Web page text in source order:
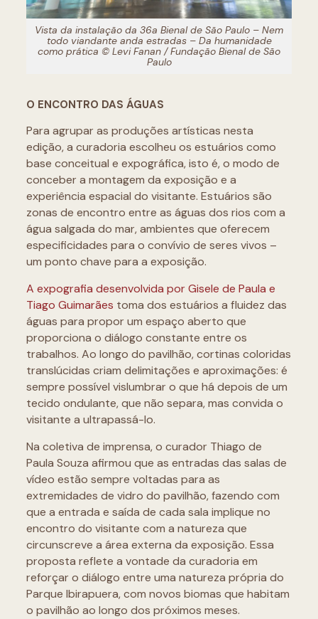
Vista da instalação da 36a Bienal de São Paulo – Nem
todo viandante anda estradas – Da humanidade
como prática © Levi Fanan / Fundação Bienal de São
Paulo
O ENCONTRO DAS ÁGUAS
Para agrupar as produções artísticas nesta
edição, a curadoria escolheu os estuários como
base conceitual e expográfica, isto é, o modo de
conceber a montagem da exposição e a
experiência espacial do visitante. Estuários são
zonas de encontro entre as águas dos rios com a
água salgada do mar, ambientes que oferecem
especificidades para o convívio de seres vivos –
um ponto chave para a exposição.
A expografia desenvolvida por Gisele de Paula e
Tiago Guimarães toma dos estuários a fluidez das
águas para propor um espaço aberto que
proporciona o diálogo constante entre os
trabalhos. Ao longo do pavilhão, cortinas coloridas
translúcidas criam delimitações e aproximações: é
sempre possível vislumbrar o que há depois de um
tecido ondulante, que não separa, mas convida o
visitante a ultrapassá-lo.
Na coletiva de imprensa, o curador Thiago de
Paula Souza afirmou que as entradas das salas de
vídeo estão sempre voltadas para as
extremidades de vidro do pavilhão, fazendo com
que a entrada e saída de cada sala implique no
encontro do visitante com a natureza que
circunscreve a área externa da exposição. Essa
proposta reflete a vontade da curadoria em
reforçar o diálogo entre uma natureza própria do
Parque Ibirapuera, com novos biomas que habitam
o pavilhão ao longo dos próximos meses.